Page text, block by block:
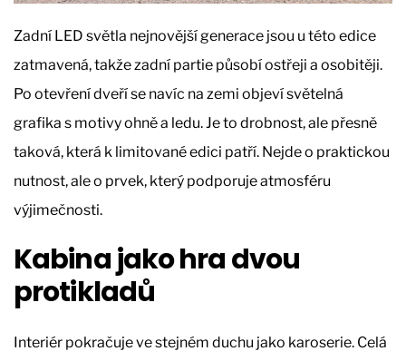
Zadní LED světla nejnovější generace jsou u této edice
zatmavená, takže zadní partie působí ostřeji a osobitěji.
Po otevření dveří se navíc na zemi objeví světelná
grafika s motivy ohně a ledu. Je to drobnost, ale přesně
taková, která k limitované edici patří. Nejde o praktickou
nutnost, ale o prvek, který podporuje atmosféru
výjimečnosti.
Kabina jako hra dvou
protikladů
Interiér pokračuje ve stejném duchu jako karoserie. Celá